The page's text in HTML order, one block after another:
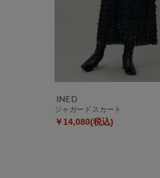
INED
ジャガードスカート
￥14,080(税込)